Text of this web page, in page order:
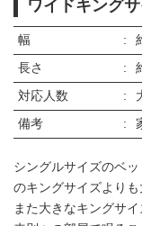
ワイドキング
幅
長さ
対応人数
備考
シングルサイズのベ
のキングサイズよりも
また大きなキングサ